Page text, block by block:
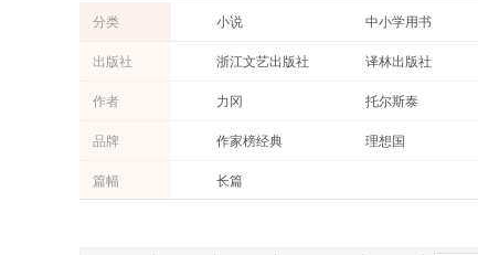
分类 小说 中小学用书
法律
外语
出版社 浙江文艺出版社 译林出版社
人民教育出版社
上海文艺出版社
中国致公出版社
作者 力冈 托尔斯泰
肖洛霍夫
品牌 作家榜经典 理想国
篇幅
长篇